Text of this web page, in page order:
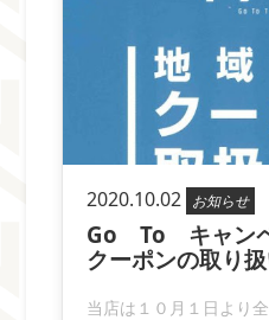
2020.10.02 お知らせ
Go To キャン
クーポンの取り
当店は１０月１日よ